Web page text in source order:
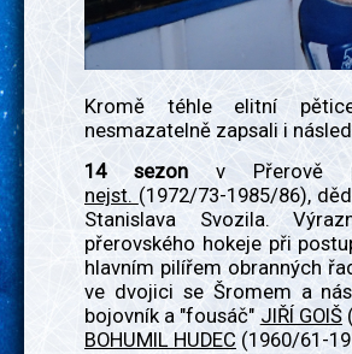
Kromě téhle elitní
nesmazatelně zapsali i
14 sezon v Přerově
nejst. (1972/73-1985/86),
Stanislava Svozila.
přerovského hokeje při
hlavním pilířem obranných
ve dvojici se Šromem a
bojovník a "fousáč" JIŘÍ GOIŠ
BOHUMIL HUDEC (1960/61-